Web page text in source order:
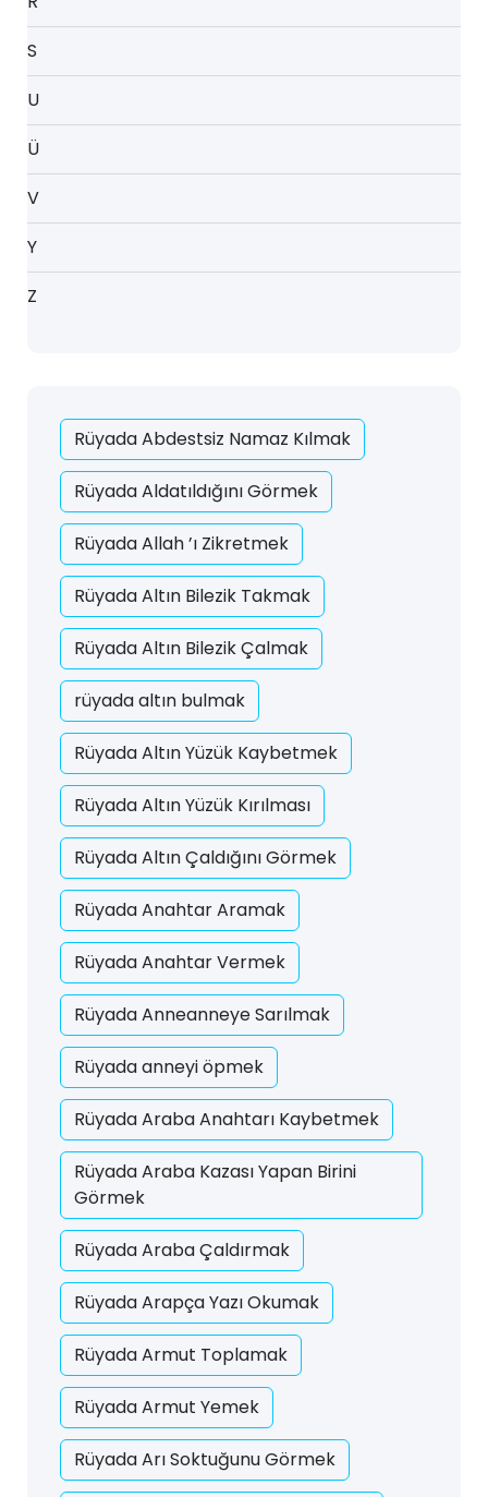
S
U
Ü
V
Y
Z
Rüyada Abdestsiz Namaz Kılmak
Rüyada Aldatıldığını Görmek
Rüyada Allah ’ı Zikretmek
Rüyada Altın Bilezik Takmak
Rüyada Altın Bilezik Çalmak
rüyada altın bulmak
Rüyada Altın Yüzük Kaybetmek
Rüyada Altın Yüzük Kırılması
Rüyada Altın Çaldığını Görmek
Rüyada Anahtar Aramak
Rüyada Anahtar Vermek
Rüyada Anneanneye Sarılmak
Rüyada anneyi öpmek
Rüyada Araba Anahtarı Kaybetmek
Rüyada Araba Kazası Yapan Birini
Görmek
Rüyada Araba Çaldırmak
Rüyada Arapça Yazı Okumak
Rüyada Armut Toplamak
Rüyada Armut Yemek
Rüyada Arı Soktuğunu Görmek